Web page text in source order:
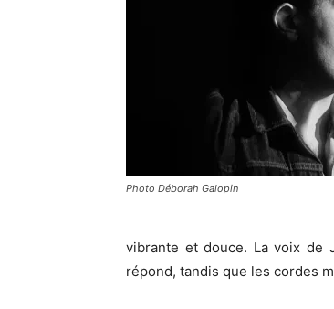
Photo Déborah Galopin
vibrante et douce. La voix de
répond, tandis que les cordes